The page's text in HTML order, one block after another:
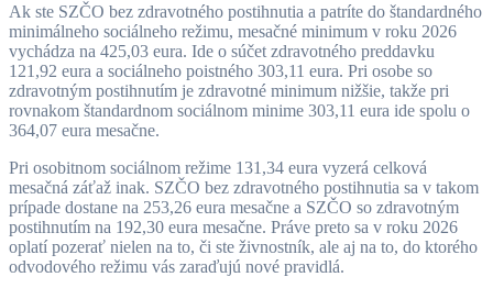
Ak ste SZČO bez zdravotného postihnutia a patríte do štandardného
minimálneho sociálneho režimu, mesačné minimum v roku 2026
vychádza na 425,03 eura. Ide o súčet zdravotného preddavku
121,92 eura a sociálneho poistného 303,11 eura. Pri osobe so
zdravotným postihnutím je zdravotné minimum nižšie, takže pri
rovnakom štandardnom sociálnom minime 303,11 eura ide spolu o
364,07 eura mesačne.
Pri osobitnom sociálnom režime 131,34 eura vyzerá celková
mesačná záťaž inak. SZČO bez zdravotného postihnutia sa v takom
prípade dostane na 253,26 eura mesačne a SZČO so zdravotným
postihnutím na 192,30 eura mesačne. Práve preto sa v roku 2026
oplatí pozerať nielen na to, či ste živnostník, ale aj na to, do ktorého
odvodového režimu vás zaraďujú nové pravidlá.